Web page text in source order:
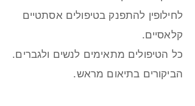
לחילופין להתפנק בטיפולים אסתטיים
קלאסיים.
כל הטיפולים מתאימים לנשים ולגברים.
הביקורים בתיאום מראש.